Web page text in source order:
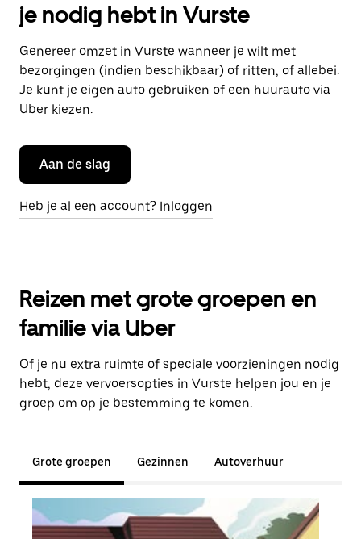
je nodig hebt in Vurste
Genereer omzet in Vurste wanneer je wilt met
bezorgingen (indien beschikbaar) of ritten, of allebei.
Je kunt je eigen auto gebruiken of een huurauto via
Uber kiezen.
Aan de slag
Heb je al een account? Inloggen
Reizen met grote groepen en
familie via Uber
Of je nu extra ruimte of speciale voorzieningen nodig
hebt, deze vervoersopties in Vurste helpen jou en je
groep om op je bestemming te komen.
Grote groepen Gezinnen Autoverhuur